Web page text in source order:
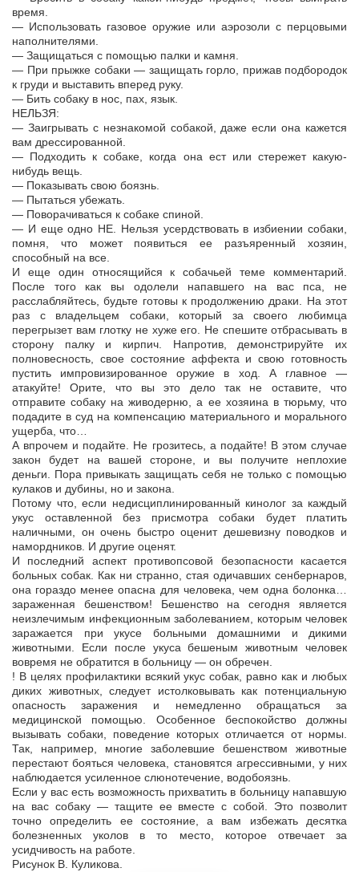
время.
— Использовать газовое оружие или аэрозоли с перцовыми
наполнителями.
— Защищаться с помощью палки и камня.
— При прыжке собаки — защищать горло, прижав подбородок
к груди и выставить вперед руку.
— Бить собаку в нос, пах, язык.
НЕЛЬЗЯ:
— Заигрывать с незнакомой собакой, даже если она кажется
вам дрессированной.
— Подходить к собаке, когда она ест или стережет какую-
нибудь вещь.
— Показывать свою боязнь.
— Пытаться убежать.
— Поворачиваться к собаке спиной.
— И еще одно НЕ. Нельзя усердствовать в избиении собаки,
помня, что может появиться ее разъяренный хозяин,
способный на все.
И еще один относящийся к собачьей теме комментарий.
После того как вы одолели напавшего на вас пса, не
расслабляйтесь, будьте готовы к продолжению драки. На этот
раз с владельцем собаки, который за своего любимца
перегрызет вам глотку не хуже его. Не спешите отбрасывать в
сторону палку и кирпич. Напротив, демонстрируйте их
полновесность, свое состояние аффекта и свою готовность
пустить импровизированное оружие в ход. А главное —
атакуйте! Орите, что вы это дело так не оставите, что
отправите собаку на живодерню, а ее хозяина в тюрьму, что
подадите в суд на компенсацию материального и морального
ущерба, что…
А впрочем и подайте. Не грозитесь, а подайте! В этом случае
закон будет на вашей стороне, и вы получите неплохие
деньги. Пора привыкать защищать себя не только с помощью
кулаков и дубины, но и закона.
Потому что, если недисциплинированный кинолог за каждый
укус оставленной без присмотра собаки будет платить
наличными, он очень быстро оценит дешевизну поводков и
намордников. И другие оценят.
И последний аспект противопсовой безопасности касается
больных собак. Как ни странно, стая одичавших сенбернаров,
она гораздо менее опасна для человека, чем одна болонка…
зараженная бешенством! Бешенство на сегодня является
неизлечимым инфекционным заболеванием, которым человек
заражается при укусе больными домашними и дикими
животными. Если после укуса бешеным животным человек
вовремя не обратится в больницу — он обречен.
! В целях профилактики всякий укус собак, равно как и любых
диких животных, следует истолковывать как потенциальную
опасность заражения и немедленно обращаться за
медицинской помощью. Особенное беспокойство должны
вызывать собаки, поведение которых отличается от нормы.
Так, например, многие заболевшие бешенством животные
перестают бояться человека, становятся агрессивными, у них
наблюдается усиленное слюнотечение, водобоязнь.
Если у вас есть возможность прихватить в больницу напавшую
на вас собаку — тащите ее вместе с собой. Это позволит
точно определить ее состояние, а вам избежать десятка
болезненных уколов в то место, которое отвечает за
усидчивость на работе.
Рисунок В. Куликова.